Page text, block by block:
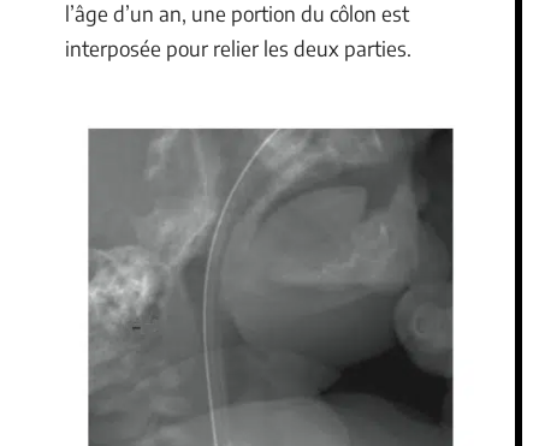
l’âge d’un an, une portion du côlon est
interposée pour relier les deux parties.